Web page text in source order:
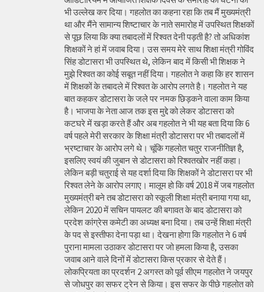
भी उल्लेख कर दिया। गहलोत का कहना रहा कि तब मैं मुख्यमंत्री
था और मैंने सामान्य शिष्टाचार के नाते समारोह में उपस्थित शिक्षकों
से पूछ लिया कि क्या तबादलों में रिश्वत देनी पड़ती है? तो अधिकांश
शिक्षकों ने हां में जवाब दिया। उस समय मेरे साथ शिक्षा मंत्री गोविंद
सिंह डोटासरा भी उपस्थित थे, लेकिन बाद में किसी भी शिक्षक ने
मुझे रिश्वत का कोई सबूत नहीं दिया। गहलोत ने कहा कि हर शासन
में शिक्षकों के तबादले में रिश्वत के आरोप लगते है। गहलोत ने यह
बात कहकर डोटासरा के जले पर नमक छिड़कने वाला काम किया
है। भाजपा के नेता आज तक इस मुद्दे को लेकर डोटासरा को
कटघरे में खड़ा करते हैं और अब गहलोत ने भी यह बता दिया कि 6
वर्ष पहले मेरी सरकार के शिक्षा मंत्री डोटासरा पर भी तबादलों में
भ्रष्टाचार के आरोप लगे थे। चूंकि गहलोत चतुर राजनीतिज्ञ है,
इसलिए स्वयं की जुबान से डोटासरा को रिश्वतखोर नहीं कहा।
लेकिन बड़ी चतुराई से यह दर्शा दिया कि शिक्षकों ने डोटासरा पर भी
रिश्वत लेने के आरोप लगाए। मालूम हो कि वर्ष 2018 में जब गहलोत
मुख्यमंत्री बने तब डोटासरा को स्कूली शिक्षा मंत्री बनाया गया था,
लेकिन 2020 में सचिन पायलट की बगावत के बाद डोटासरा को
प्रदेश कांग्रेस कमेटी का अध्यक्ष बना दिया। तब उन्हें शिक्षा मंत्री
के पद से इस्तीफा देना पड़ा था। देखना होगा कि गहलोत ने 6 वर्ष
पुराना मामला उठाकर डोटासरा पर जो हमला किया है, उसका
जवाब आने वाले दिनों में डोटासरा किस प्रकार से देते हैं।
लोकप्रियता का प्रदर्शन 2 अगस्त को पूर्व सीएम गहलोत ने जयपुर
से जोधपुर का सफर ट्रेन से किया। इस सफर के पीछे गहलोत को